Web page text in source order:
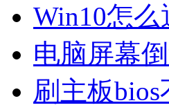
Win10怎
电脑屏幕
刷主板bios